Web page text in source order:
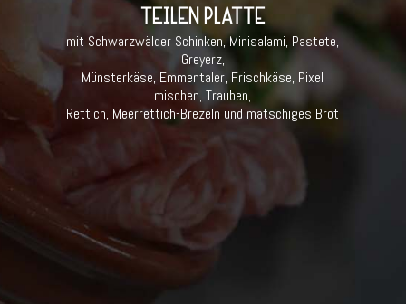
TEILEN PLATTE
mit Schwarzwälder Schinken, Minisalami, Pastete,
Greyerz,
Münsterkäse, Emmentaler, Frischkäse, Pixel
mischen, Trauben,
Rettich, Meerrettich-Brezeln und matschiges Brot